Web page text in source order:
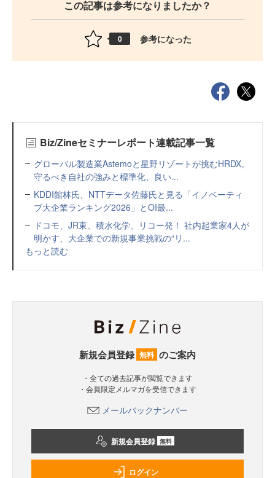
この記事は参考になりましたか？
0 参考になった
Biz/Zineセミナーレポート連載記事一覧
グローバル製造業Astemoと星野リゾートが挑むHRDX。
守るべき自社の強みと標準化、良い...
KDDI館林氏、NTTデータ佐藤氏と見る「イノベーティ
ブ大企業ランキング2026」とOI最...
ドコモ、JR東、積水化学、リコー発！ 社内起業家4人が
明かす、大企業での新規事業挑戦の“リ...
もっと読む
新規会員登録 無料 のご案内
・全ての過去記事が閲覧できます
・会員限定メルマガを受信できます
メールバックナンバー
新規会員登録 無料
ログイン